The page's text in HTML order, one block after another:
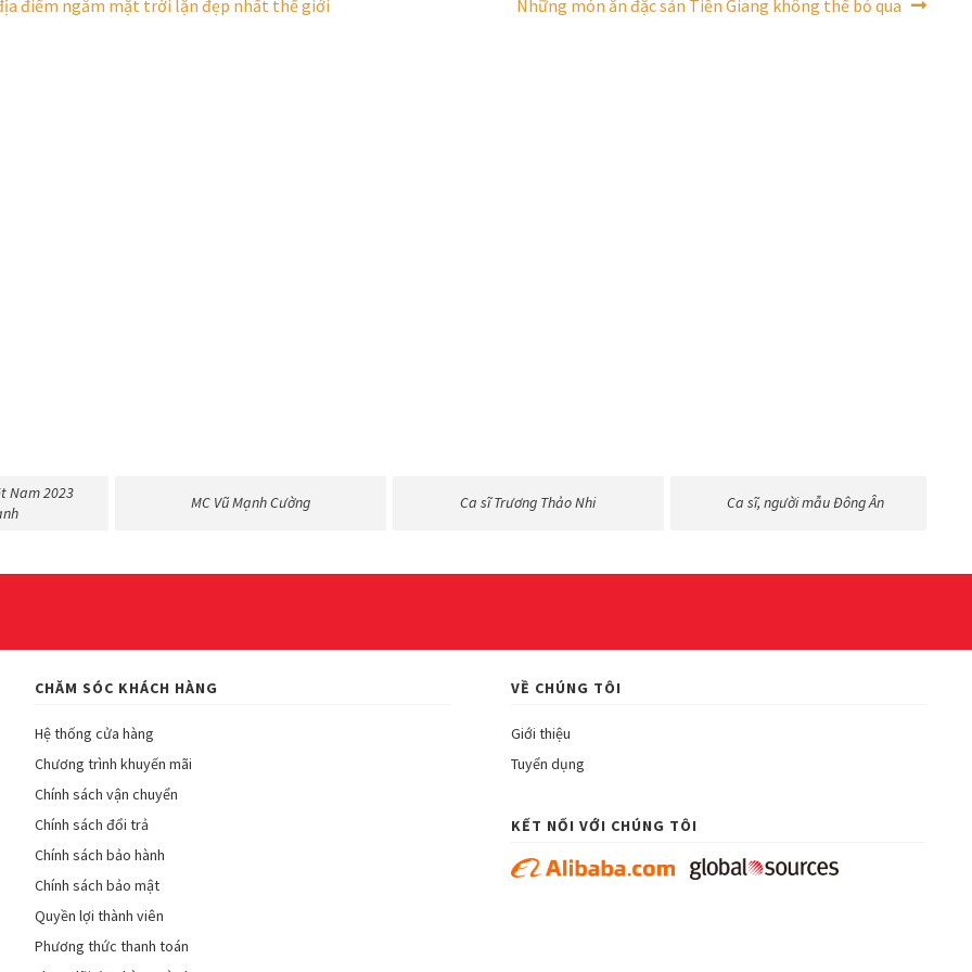
điểm ngắm mặt trời lặn đẹp nhất thế giới Những món ăn đặc sản Tiền Giang không thể bỏ qua
Nam 2023
MC Vũ Mạnh Cường Ca sĩ Trương Thảo Nhi Ca sĩ, người mẫu Đông Ân
CHĂM SÓC KHÁCH HÀNG
Hệ thống cửa hàng
Chương trình khuyến mãi
Chính sách vận chuyển
Chính sách đổi trả
Chính sách bảo hành
Chính sách bảo mật
Quyền lợi thành viên
Phương thức thanh toán
VỀ CHÚNG TÔI
Giới thiệu
Tuyển dụng
KẾT NỐI VỚI CHÚNG TÔI